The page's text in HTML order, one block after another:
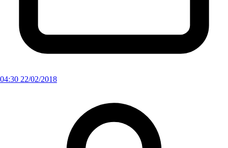
04:30 22/02/2018